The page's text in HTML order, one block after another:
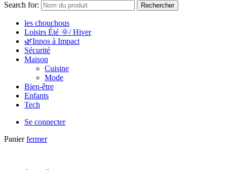
Search for:
Rechercher
les chouchous
Loisirs Été 🌞/ Hiver
🌿Innos à Impact
Sécurité
Maison
Cuisine
Mode
Bien-être
Enfants
Tech
Se connecter
Panier fermer